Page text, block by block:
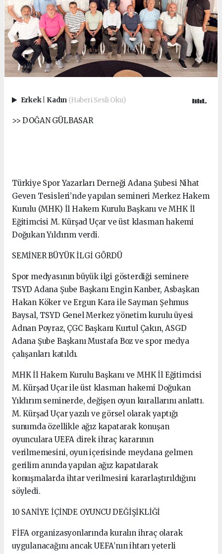
Erkek Kadın (Haberi Sesli Oku)
>> DOĞAN GÜLBASAR
Türkiye Spor Yazarları Derneği Adana Şubesi Nihat
Geven Tesisleri’nde yapılan semineri Merkez Hakem
Kurulu (MHK) İl Hakem Kurulu Başkanı ve MHK İl
Eğitimcisi M. Kürşad Uçar ve üst klasman hakemi
Doğukan Yıldırım verdi.
SEMİNER BÜYÜK İLGİ GÖRDÜ
Spor medyasının büyük ilgi gösterdiği seminere
TSYD Adana Şube Başkanı Engin Kanber, Asbaşkan
Hakan Köker ve Ergun Kara ile Sayman Şehmus
Baysal, TSYD Genel Merkez yönetim kurulu üyesi
Adnan Poyraz, ÇGC Başkanı Kurtul Çakın, ASGD
Adana Şube Başkanı Mustafa Boz ve spor medya
çalışanları katıldı.
MHK İl Hakem Kurulu Başkanı ve MHK İl Eğitimcisi
M. Kürşad Uçar ile üst klasman hakemi Doğukan
Yıldırım seminerde, değişen oyun kurallarını anlattı.
M. Kürşad Uçar yazılı ve görsel olarak yaptığı
sunumda özellikle ağız kapatarak konuşan
oyunculara UEFA direk ihraç kararının
verilmemesini, oyun içerisinde meydana gelmen
gerilim anında yapılan ağız kapatılarak
konuşmalarda ihtar verilmesini kararlaştırıldığını
söyledi.
10 SANİYE İÇİNDE OYUNCU DEĞİŞİKLİĞİ
FİFA organizasyonlarında kuralın ihraç olarak
uygulanacağını ancak UEFA’nın ihtarı yeterli